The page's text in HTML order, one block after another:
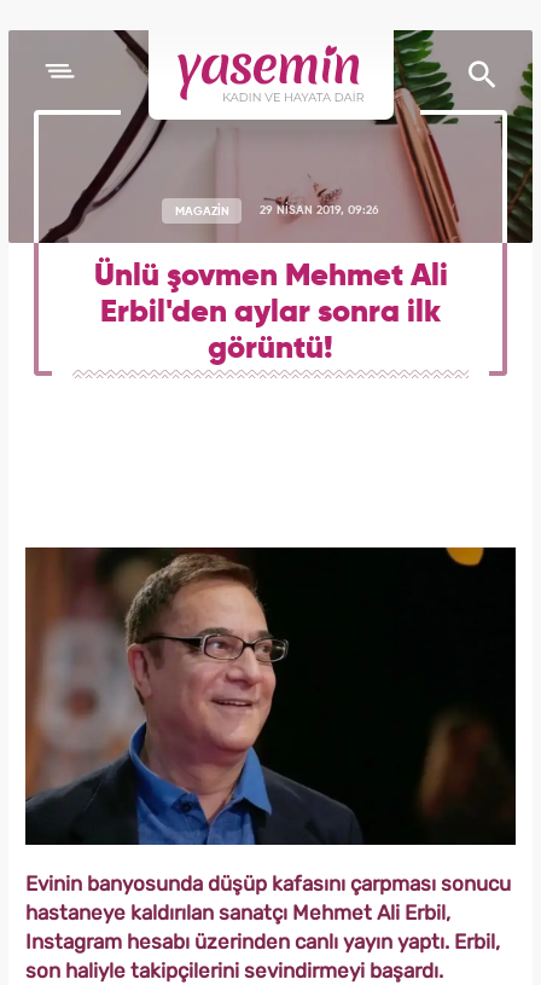
MAGAZİN 29 NİSAN 2019, 09:26
Ünlü şovmen Mehmet Ali
Erbil'den aylar sonra ilk
görüntü!
Evinin banyosunda düşüp kafasını çarpması sonucu
hastaneye kaldırılan sanatçı Mehmet Ali Erbil,
Instagram hesabı üzerinden canlı yayın yaptı. Erbil,
son haliyle takipçilerini sevindirmeyi başardı.